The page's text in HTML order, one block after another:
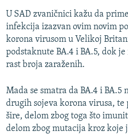
U SAD zvaničnici kažu da
infekcija izazvan ovim novim
korona virusom u Velikoj
podstaknute BA.4 i BA.5, dok
rast broja zaraženih.
Mada se smatra da BA.4 i BA.5
drugih sojeva korona virusa, te
šire, delom zbog toga što
delom zbog mutacija kroz koje